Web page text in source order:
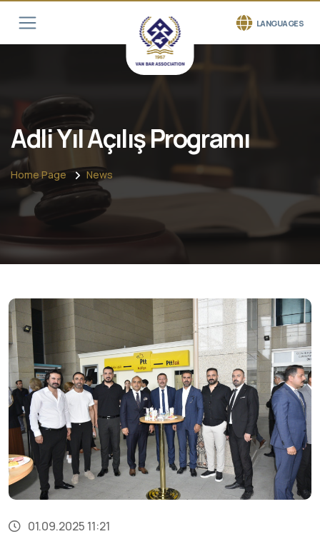
LANGUAGES
Adli Yıl Açılış Programı
Home Page News
01.09.2025 11:21